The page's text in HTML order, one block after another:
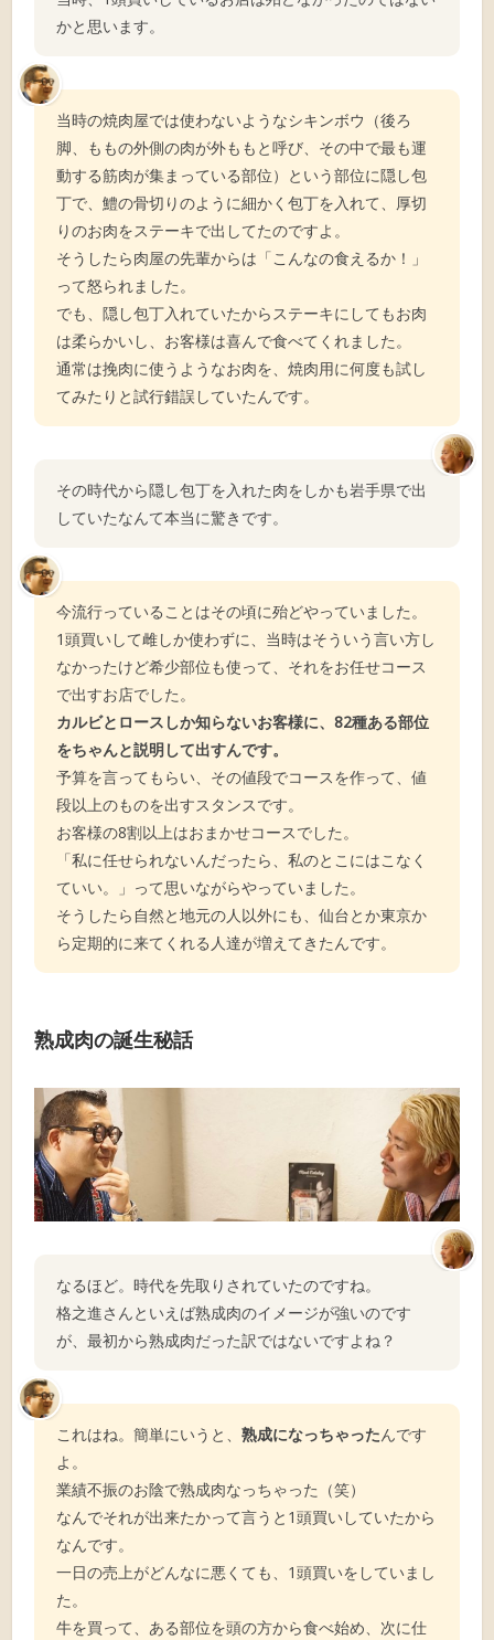
かと思います。
当時の焼肉屋では使わないようなシキンボウ（後ろ
脚、ももの外側の肉が外ももと呼び、その中で最も運
動する筋肉が集まっている部位）という部位に隠し包
丁で、鱧の骨切りのように細かく包丁を入れて、厚切
りのお肉をステーキで出してたのですよ。
そうしたら肉屋の先輩からは「こんなの食えるか！」
って怒られました。
でも、隠し包丁入れていたからステーキにしてもお肉
は柔らかいし、お客様は喜んで食べてくれました。
通常は挽肉に使うようなお肉を、焼肉用に何度も試し
てみたりと試行錯誤していたんです。
その時代から隠し包丁を入れた肉をしかも岩手県で出
していたなんて本当に驚きです。
今流行っていることはその頃に殆どやっていました。
1頭買いして雌しか使わずに、当時はそういう言い方し
なかったけど希少部位も使って、それをお任せコース
で出すお店でした。
カルビとロースしか知らないお客様に、82種ある部位
をちゃんと説明して出すんです。
予算を言ってもらい、その値段でコースを作って、値
段以上のものを出すスタンスです。
お客様の8割以上はおまかせコースでした。
「私に任せられないんだったら、私のとこにはこなく
ていい。」って思いながらやっていました。
そうしたら自然と地元の人以外にも、仙台とか東京か
ら定期的に来てくれる人達が増えてきたんです。
熟成肉の誕生秘話
なるほど。時代を先取りされていたのですね。
格之進さんといえば熟成肉のイメージが強いのです
が、最初から熟成肉だった訳ではないですよね？
これはね。簡単にいうと、熟成になっちゃったんです
よ。
業績不振のお陰で熟成肉なっちゃった（笑）
なんでそれが出来たかって言うと1頭買いしていたから
なんです。
一日の売上がどんなに悪くても、1頭買いをしていまし
た。
牛を買って、ある部位を頭の方から食べ始め、次に仕